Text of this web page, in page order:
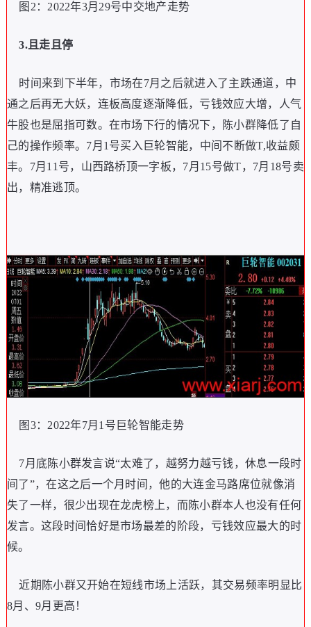
图2：2022年3月29号中交地产走势
3.且走且停
时间来到下半年，市场在7月之后就进入了主跌通道，中
通之后再无大妖，连板高度逐渐降低，亏钱效应大增，人气
牛股也是屈指可数。在市场下行的情况下，陈小群降低了自
己的操作频率。7月1号买入巨轮智能，中间不断做T,收益颇
丰。7月11号，山西路桥顶一字板，7月15号做T，7月18号卖
出，精准逃顶。
图3：2022年7月1号巨轮智能走势
7月底陈小群发言说“太难了，越努力越亏钱，休息一段时
间了”，在这之后一个月时间，他的大连金马路席位就像消
失了一样，很少出现在龙虎榜上，而陈小群本人也没有任何
发言。这段时间恰好是市场最差的阶段，亏钱效应最大的时
候。
近期陈小群又开始在短线市场上活跃，其交易频率明显比
8月、9月更高！